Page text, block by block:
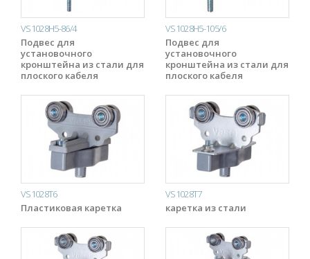
VS1028H5-86/4
Подвес для
установочного
кронштейна из стали для
плоского кабеля
VS1028H5-105/6
Подвес для
установочного
кронштейна из стали для
плоского кабеля
VS1028T6
Пластиковая каретка
VS1028T7
каретка из стали